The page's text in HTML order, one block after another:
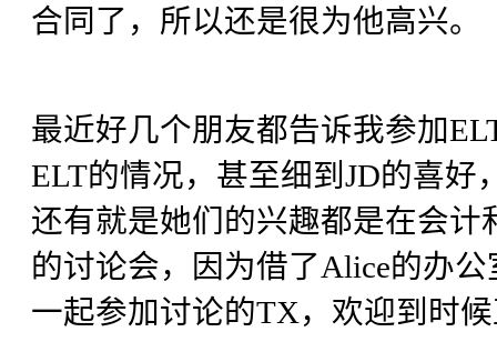
合同了，所以还是很为他高兴。
最近好几个朋友都告诉我参加
ELT的情况，甚至细到JD的喜好
还有就是她们的兴趣都是在会
的讨论会，因为借了Alice的办
一起参加讨论的TX，欢迎到时